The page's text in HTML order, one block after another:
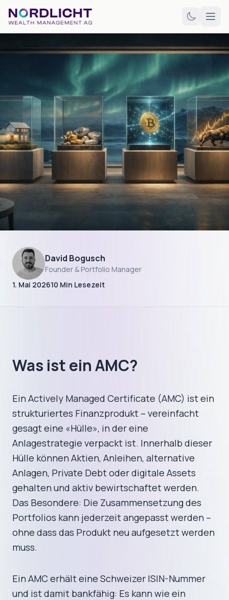
Fortgeschrittene Themen
Was ist ein AMC?
Anlagestrategien effizienter, günstiger und
gleichzeitig.
David Bogusch
Founder & Portfolio Manager
1. Mai 202610 Min Lesezeit
Was ist ein AMC?
Ein Actively Managed Certificate (AMC) ist ein
strukturiertes Finanzprodukt – vereinfacht
gesagt eine «Hülle», in der eine
Anlagestrategie verpackt ist. Innerhalb dieser
Hülle können Aktien, Anleihen, alternative
Anlagen, Private Debt oder digitale Assets
gehalten und aktiv bewirtschaftet werden.
Das Besondere: Die Zusammensetzung des
Portfolios kann jederzeit angepasst werden –
ohne dass das Produkt neu aufgesetzt werden
muss.
Ein AMC erhält eine Schweizer ISIN-Nummer
und ist damit bankfähig: Es kann wie ein